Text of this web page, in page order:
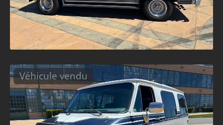
Véhicule vendu